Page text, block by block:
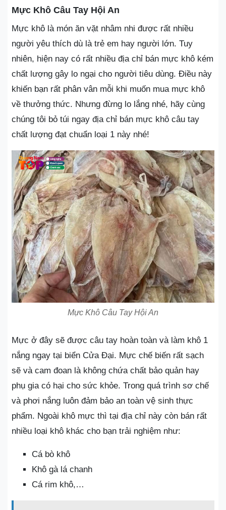
Mực Khô Câu Tay Hội An
Mực khô là món ăn vặt nhâm nhi được rất nhiều
người yêu thích dù là trẻ em hay người lớn. Tuy
nhiên, hiện nay có rất nhiều địa chỉ bán mực khô kém
chất lượng gây lo ngại cho người tiêu dùng. Điều này
khiến bạn rất phân vân mỗi khi muốn mua mực khô
về thưởng thức. Nhưng đừng lo lắng nhé, hãy cùng
chúng tôi bỏ túi ngay địa chỉ bán mực khô câu tay
chất lượng đạt chuẩn loại 1 này nhé!
Mực Khô Câu Tay Hội An
Mực ở đây sẽ được câu tay hoàn toàn và làm khô 1
nắng ngay tại biển Cửa Đại. Mực chế biến rất sạch
sẽ và cam đoan là không chứa chất bảo quản hay
phụ gia có hại cho sức khỏe. Trong quá trình sơ chế
và phơi nắng luôn đảm bảo an toàn vệ sinh thực
phẩm. Ngoài khô mực thì tại địa chỉ này còn bán rất
nhiều loại khô khác cho bạn trải nghiệm như:
Cá bò khô
Khô gà lá chanh
Cá rim khô,…